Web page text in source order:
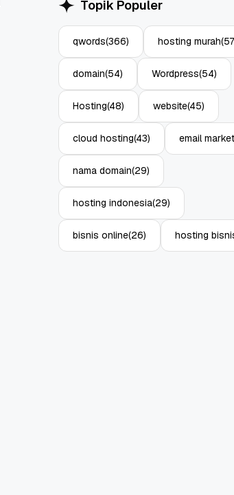
Topik Populer
qwords(366) hosting murah
domain(54) Wordpress(54)
Hosting(48) website(45)
cloud hosting(43) email
nama domain(29)
hosting indonesia(29)
bisnis online(26) hosting